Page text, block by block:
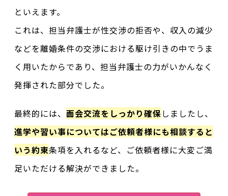
といえます。
これは、担当弁護士が性交渉の拒否や、収入の減少
などを離婚条件の交渉における駆け引きの中でうま
く用いたからであり、担当弁護士の力がいかんなく
発揮された部分でした。
最終的には、面会交流をしっかり確保しましたし、
進学や習い事についてはご依頼者様にも相談すると
いう約束条項を入れるなど、ご依頼者様に大変ご満
足いただける解決ができました。